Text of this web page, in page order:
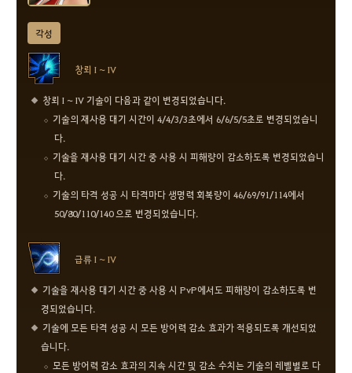
각성
창뢰 I ~ IV
창뢰 I ~ IV 기술이 다음과 같이 변경되었습니다.
기술의 재사용 대기 시간이 4/4/3/3초에서 6/6/5/5초로 변경되었습니
다.
기술을 재사용 대기 시간 중 사용 시 피해량이 감소하도록 변경되었습니
다.
기술의 타격 성공 시 타격마다 생명력 회복량이 46/69/91/114에서
50/80/110/140 으로 변경되었습니다.
급류 I ~ IV
기술을 재사용 대기 시간 중 사용 시 PvP에서도 피해량이 감소하도록 변
경되었습니다.
기술에 모든 타격 성공 시 모든 방어력 감소 효과가 적용되도록 개선되었
습니다.
모든 방어력 감소 효과의 지속 시간 및 감소 수치는 기술의 레벨별로 다